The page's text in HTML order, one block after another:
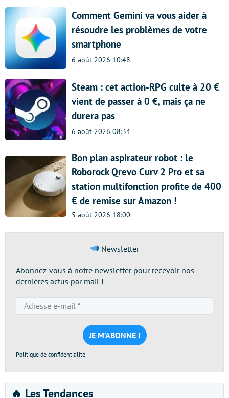
Comment Gemini va vous aider à
résoudre les problèmes de votre
smartphone
6 août 2026 10:48
Steam : cet action-RPG culte à 20 €
vient de passer à 0 €, mais ça ne
durera pas
6 août 2026 08:34
Bon plan aspirateur robot : le
Roborock Qrevo Curv 2 Pro et sa
station multifonction profite de 400
€ de remise sur Amazon !
5 août 2026 18:00
Newsletter
Abonnez-vous à notre newsletter pour recevoir nos
dernières actus par mail !
e-
mail
*
Politique de confidentialité
🔥 Les Tendances